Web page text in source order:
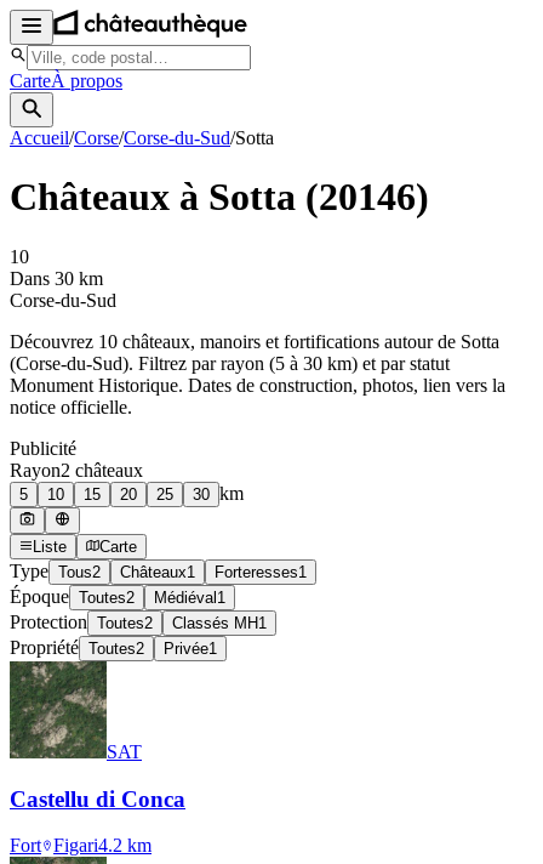
CarteÀ propos
Accueil/Corse/Corse-du-Sud/Sotta
Châteaux à Sotta (20146)
10
Dans 30 km
Corse-du-Sud
Découvrez 10 châteaux, manoirs et fortifications autour de Sotta
(Corse-du-Sud). Filtrez par rayon (5 à 30 km) et par statut
Monument Historique. Dates de construction, photos, lien vers la
notice officielle.
Publicité
Rayon2 châteaux
5 10 15 20 25 30 km
Liste Carte
Type Tous2 Châteaux1 Forteresses1
Époque Toutes2 Médiéval 1
Protection Toutes2 Classés MH1
Propriété Toutes2 Privée1
SAT
Castellu di Conca
Fort Figari4.2 km